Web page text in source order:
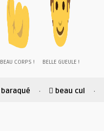
BEAU CORPS ! BELLE GUEULE !
baraqué · beau cul ·